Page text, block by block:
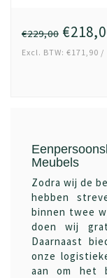
€229,00
Excl. BTW: €171,90 /
Meubels
Zodra wij de
hebben
binnen twee
doen wij
Daarnaast
onze
aan om het